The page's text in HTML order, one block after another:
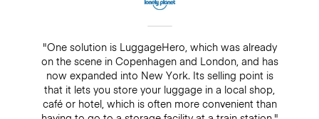
"One solution is LuggageHero, which was already
on the scene in Copenhagen and London, and has
now expanded into New York. Its selling point is
that it lets you store your luggage in a local shop,
café or hotel, which is often more convenient than